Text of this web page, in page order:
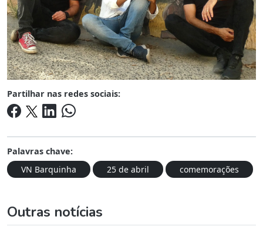
Partilhar nas redes sociais:
Palavras chave:
VN Barquinha
25 de abril comemorações
Outras notícias